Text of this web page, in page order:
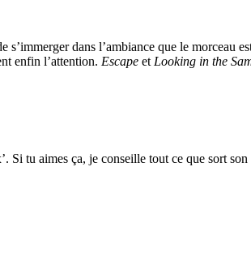
dans l’ambiance que le morceau
enfin l’attention. Escape et Looking in the
Si tu aimes ça, je conseille tout ce que sort